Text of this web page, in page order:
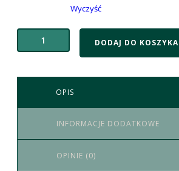
Wyczyść
DODAJ DO KOSZYKA
OPIS
INFORMACJE DODATKOWE
OPINIE (0)